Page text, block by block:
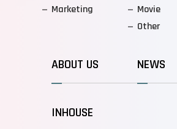
Marketing
Movie
Other
ABOUT US NEWS
INHOUSE